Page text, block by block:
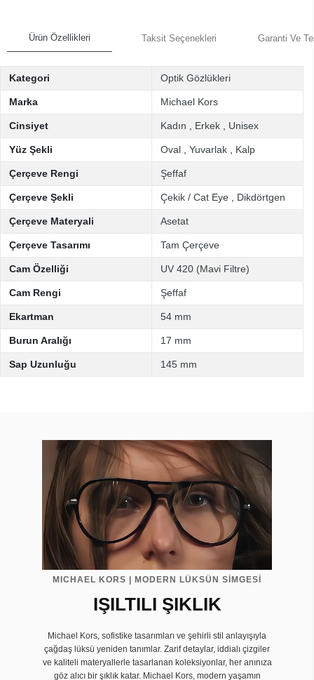
Ürün Özellikleri Taksit Seçenekleri Garanti Ve
Kategori Optik Gözlükleri
Marka Michael Kors
Cinsiyet Kadın Erkek Unisex
Yüz Şekli Oval Yuvarlak Kalp
Çerçeve Rengi Şeffaf
Çerçeve Şekli Çekik / Cat Eye Dikdörtgen
Çerçeve Materyali Asetat
Çerçeve Tasarımı Tam Çerçeve
Cam Özelliği UV 420 (Mavi Filtre)
Cam Rengi Şeffaf
Ekartman 54 mm
Burun Aralığı 17 mm
Sap Uzunluğu 145 mm
MICHAEL KORS | MODERN LÜKSÜN SİMGESİ
IŞILTILI ŞIKLIK
Michael Kors, sofistike tasarımları ve şehirli stil anlayışıyla
çağdaş lüksü yeniden tanımlar. Zarif detaylar, iddialı çizgiler
ve kaliteli materyallerle tasarlanan koleksiyonlar, her anınıza
göz alıcı bir şıklık katar. Michael Kors, modern yaşamın